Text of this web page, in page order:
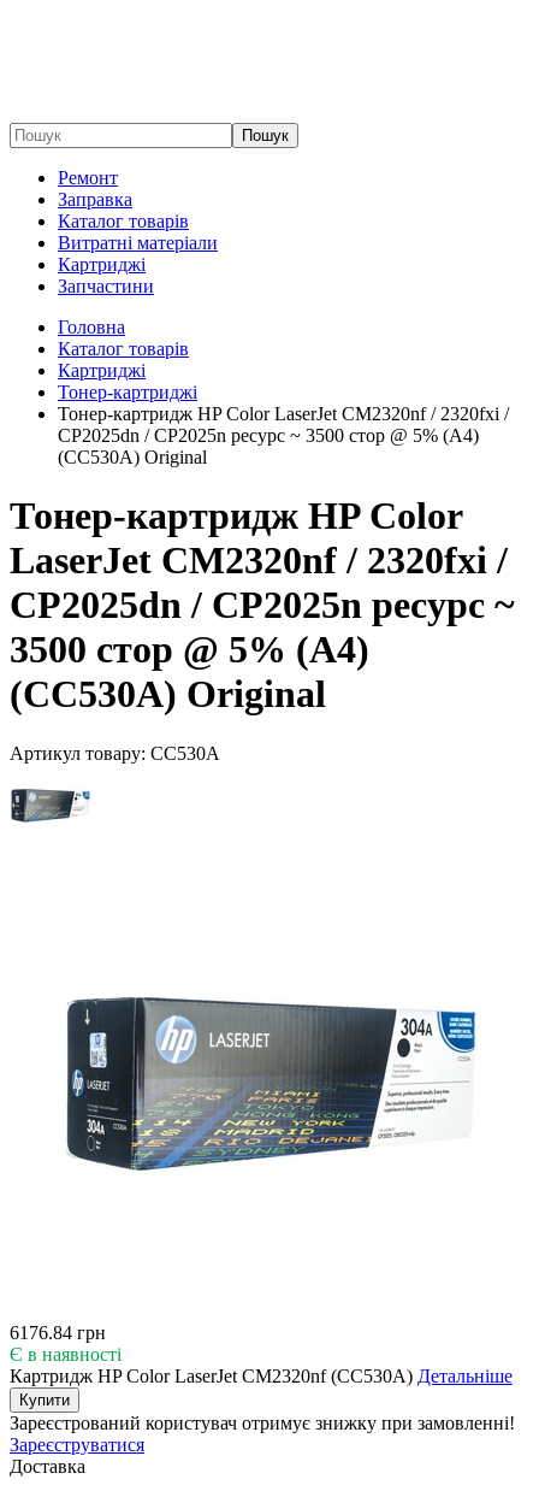
Пошук
Ремонт
Заправка
Каталог товарів
Витратні матеріали
Картриджі
Запчастини
Головна
Каталог товарів
Картриджі
Тонер-картриджі
Тонер-картридж HP Color LaserJet CM2320nf / 2320fxi /
CP2025dn / CP2025n ресурс ~ 3500 стор @ 5% (A4)
(CC530A) Original
Тонер-картридж HP Color
LaserJet CM2320nf / 2320fxi /
CP2025dn / CP2025n ресурс ~
3500 стор @ 5% (A4)
(CC530A) Original
Артикул товару: CC530A
6176.84 грн
Є в наявності
Картридж HP Color LaserJet CM2320nf (CC530A) Детальніше
Купити
Зареєстрований користувач отримує знижку при замовленні!
Зареєструватися
Доставка